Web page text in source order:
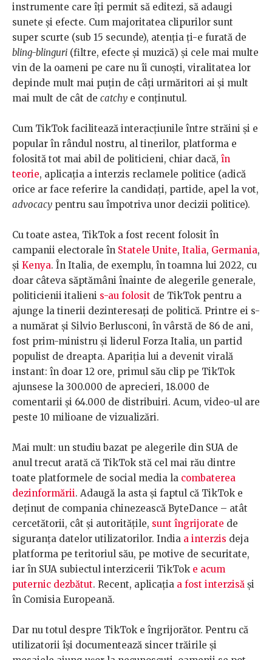
instrumente care îți permit să editezi, să adaugi
sunete și efecte. Cum majoritatea clipurilor sunt
super scurte (sub 15 secunde), atenția ți-e furată de
bling-blinguri (filtre, efecte și muzică) și cele mai multe
vin de la oameni pe care nu îi cunoști, viralitatea lor
depinde mult mai puțin de câți urmăritori ai și mult
mai mult de cât de catchy e conținutul.
Cum TikTok facilitează interacțiunile între străini și e
popular în rândul nostru, al tinerilor, platforma e
folosită tot mai abil de politicieni, chiar dacă, în
teorie, aplicația a interzis reclamele politice (adică
orice ar face referire la candidați, partide, apel la vot,
advocacy pentru sau împotriva unor decizii politice).
Cu toate astea, TikTok a fost recent folosit în
campanii electorale în Statele Unite, Italia, Germania,
și Kenya. În Italia, de exemplu, în toamna lui 2022, cu
doar câteva săptămâni înainte de alegerile generale,
politicienii italieni s-au folosit de TikTok pentru a
ajunge la tinerii dezinteresați de politică. Printre ei s-
a numărat și Silvio Berlusconi, în vârstă de 86 de ani,
fost prim-ministru și liderul Forza Italia, un partid
populist de dreapta. Apariția lui a devenit virală
instant: în doar 12 ore, primul său clip pe TikTok
ajunsese la 300.000 de aprecieri, 18.000 de
comentarii și 64.000 de distribuiri. Acum, video-ul are
peste 10 milioane de vizualizări.
Mai mult: un studiu bazat pe alegerile din SUA de
anul trecut arată că TikTok stă cel mai rău dintre
toate platformele de social media la combaterea
dezinformării. Adaugă la asta și faptul că TikTok e
deținut de compania chinezească ByteDance – atât
cercetătorii, cât și autoritățile, sunt îngrijorate de
siguranța datelor utilizatorilor. India a interzis deja
platforma pe teritoriul său, pe motive de securitate,
iar în SUA subiectul interzicerii TikTok e acum
puternic dezbătut. Recent, aplicația a fost interzisă și
în Comisia Europeană.
Dar nu totul despre TikTok e îngrijorător. Pentru că
utilizatorii își documentează sincer trăirile și